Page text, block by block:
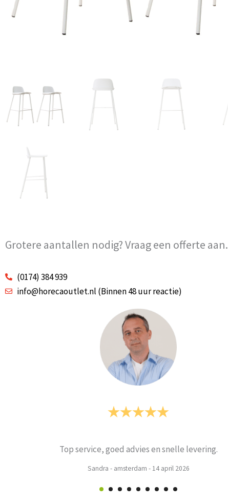
Grotere aantallen nodig? Vraag een offerte aan.
(0174) 384 939
info@horecaoutlet.nl (Binnen 48 uur reactie)
Prima
Weets mieke